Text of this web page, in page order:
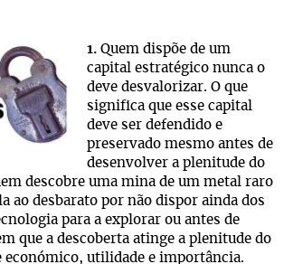
1. Quem dispõe de um
capital estratégico nunca o
deve desvalorizar. O que
significa que esse capital
deve ser defendido e
preservado mesmo antes de
desenvolver a plenitude do
descobre uma mina de um metal raro
ao desbarato por não dispor ainda dos
para a explorar ou antes de
que a descoberta atinge a plenitude do
económico, utilidade e importância.